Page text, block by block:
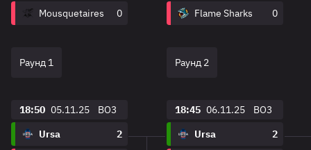
Mousquetaires 0 Flame Sharks 0
Раунд 1
18:50 05.11.25
BO3
Ursa
2
Раунд 2
18:45 06.11.25
BO3
Ursa
2